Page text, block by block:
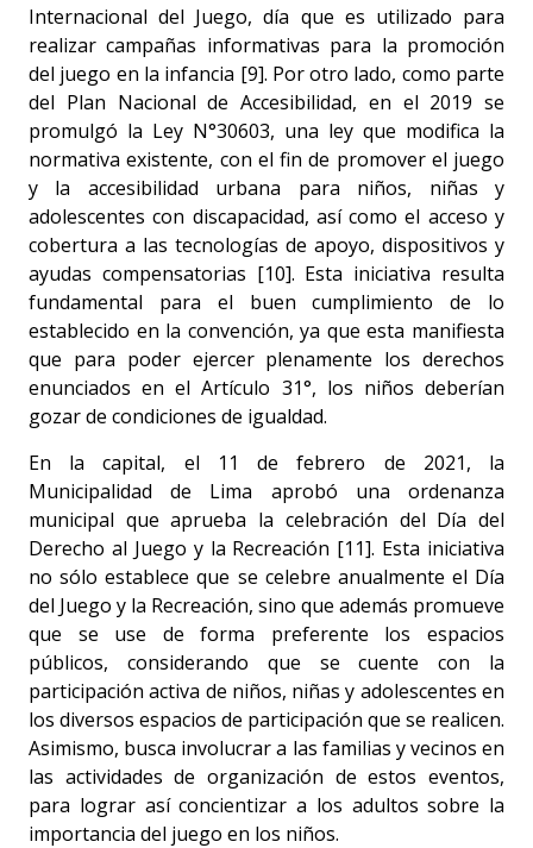
Internacional del Juego, día que es utilizado para
realizar campañas informativas para la promoción
del juego en la infancia [9]. Por otro lado, como parte
del Plan Nacional de Accesibilidad, en el 2019 se
promulgó la Ley N°30603, una ley que modifica la
normativa existente, con el fin de promover el juego
y la accesibilidad urbana para niños, niñas y
adolescentes con discapacidad, así como el acceso y
cobertura a las tecnologías de apoyo, dispositivos y
ayudas compensatorias [10]. Esta iniciativa resulta
fundamental para el buen cumplimiento de lo
establecido en la convención, ya que esta manifiesta
que para poder ejercer plenamente los derechos
enunciados en el Artículo 31°, los niños deberían
gozar de condiciones de igualdad.
En la capital, el 11 de febrero de 2021, la
Municipalidad de Lima aprobó una ordenanza
municipal que aprueba la celebración del Día del
Derecho al Juego y la Recreación [11]. Esta iniciativa
no sólo establece que se celebre anualmente el Día
del Juego y la Recreación, sino que además promueve
que se use de forma preferente los espacios
públicos, considerando que se cuente con la
participación activa de niños, niñas y adolescentes en
los diversos espacios de participación que se realicen.
Asimismo, busca involucrar a las familias y vecinos en
las actividades de organización de estos eventos,
para lograr así concientizar a los adultos sobre la
importancia del juego en los niños.